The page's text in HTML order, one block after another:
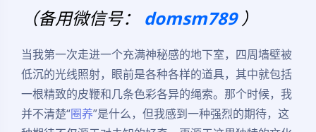
（备用微信号： domsm789）
当我第一次走进一个充满神秘感的地下室，四周墙壁被
低沉的光线照射，眼前是各种各样的道具，其中就包括
一根精致的皮鞭和几条色彩各异的绳索。那个时候，我
并不清楚“圈养”是什么，但我感到一种强烈的期待，这